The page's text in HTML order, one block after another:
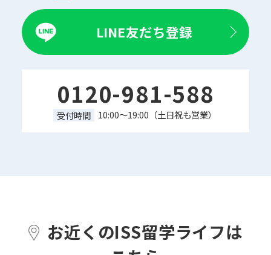
LINE友だち登録
0120-981-588
受付時間 10:00～19:00（土日祝も営業）
お近くのISS留学ライフは